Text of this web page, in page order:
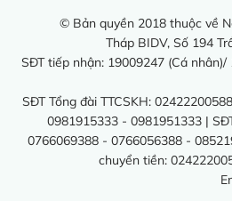
© Bản quyền 2018 thuộc về
Tháp BIDV, Số 194
SĐT tiếp nhận: 19009247 (Cá
SĐT Tổng đài TTCSKH:
0981915333 - 0981951333 |
0766069388 - 0766056388 -
chuyển tiền: